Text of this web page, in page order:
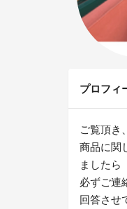
プロフィ
ご覧頂き
商品に関
ましたら
必ずご連
回答させ